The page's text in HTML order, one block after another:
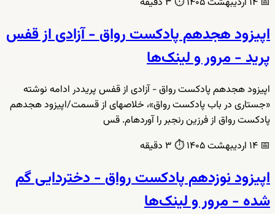
اپیزود هجدهم پادکست رواق - آزادی از قفس
پرید - مرور و لینک‌ها
اپیزود هجدهم پادکست رواق - آزادی از قفس پریددر ادامه نوشته
«جستاری در باب پادکست رواق»، خلاصهای از قسمت/اپیزود هجدهم
پادکست رواق از فرزین رنجبر را آوردهام. قس
📅
⏱️
اپیزود نوزدهم پادکست رواق - دختردایی گم
شده - مرور و لینک‌ها